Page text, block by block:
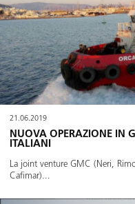
21.06.2019
NUOVA OPERAZIONE IN
ITALIANI
La joint venture GMC (Neri,
Cafimar)...